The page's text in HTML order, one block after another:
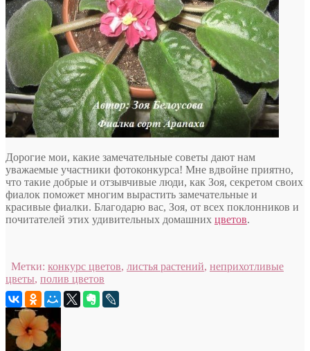
Дорогие мои, какие замечательные советы дают нам
уважаемые участники фотоконкурса! Мне вдвойне приятно,
что такие добрые и отзывчивые люди, как Зоя, секретом своих
фиалок поможет многим вырастить замечательные и
красивые фиалки. Благодарю вас, Зоя, от всех поклонников и
почитателей этих удивительных домашних цветов.
Метки: конкурс цветов, листья растений, неприхотливые
цветы, полив цветов